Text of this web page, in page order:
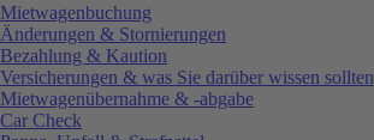
Mietwagenbuchung
Änderungen & Stornierungen
Bezahlung & Kaution
Versicherungen & was Sie darüber wissen sollten
Mietwagenübernahme & -abgabe
Car Check